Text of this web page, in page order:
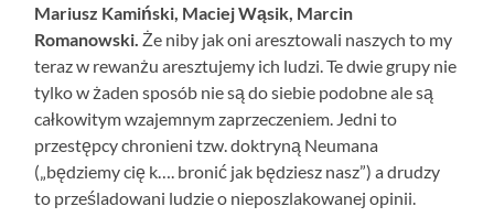
Mariusz Kamiński, Maciej Wąsik, Marcin
Romanowski. Że niby jak oni aresztowali naszych to my
teraz w rewanżu aresztujemy ich ludzi. Te dwie grupy nie
tylko w żaden sposób nie są do siebie podobne ale są
całkowitym wzajemnym zaprzeczeniem. Jedni to
przestępcy chronieni tzw. doktryną Neumana
(„będziemy cię k…. bronić jak będziesz nasz”) a drudzy
to prześladowani ludzie o nieposzlakowanej opinii.